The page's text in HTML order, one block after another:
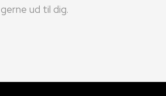
gerne ud til dig.